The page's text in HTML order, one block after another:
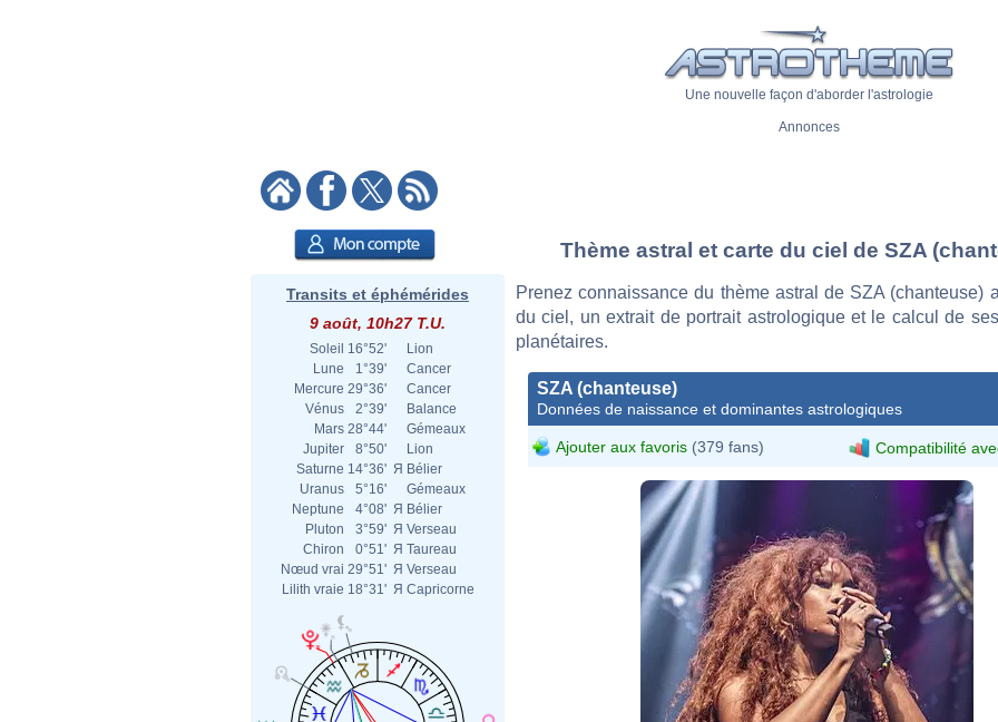
Une nouvelle façon d'aborder l'astrologie
Annonces
Transits et éphémérides
9 août, 10h27 T.U.
Soleil 16°52'
Lion
Lune
1°39'
Cancer
Mercure 29°36'
Cancer
Vénus
2°39'
Balance
Mars 28°44'
Gémeaux
Jupiter
8°50'
Lion
Saturne 14°36' Я Bélier
Uranus
5°16'
Gémeaux
Neptune
4°08' Я Bélier
Pluton
3°59' Я Verseau
Chiron
0°51' Я Taureau
Nœud vrai 29°51' Я Verseau
Lilith vraie 18°31' Я Capricorne
Thème astral et carte du ciel de SZA
Prenez connaissance du thème astral de SZA (chanteuse)
du ciel, un extrait de portrait astrologique et le calcul de
planétaires.
SZA (chanteuse)
Données de naissance et dominantes astrologiques
Ajouter aux favoris (379 fans) Compatibilité